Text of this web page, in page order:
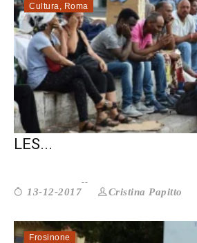
Cultura, Roma
DALLA NUVOLA DI FUKSAS
LES...
13-12-2017 Cristina Papitto
Frosinone